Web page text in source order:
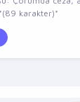
karakter)*